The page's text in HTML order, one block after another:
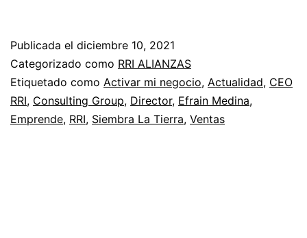
Publicada el diciembre 10, 2021
Categorizado como RRI ALIANZAS
Etiquetado como Activar mi negocio, Actualidad, CEO
RRI, Consulting Group, Director, Efrain Medina,
Emprende, RRI, Siembra La Tierra, Ventas